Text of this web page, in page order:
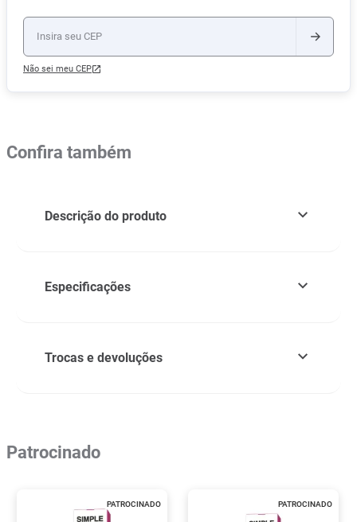
Não sei meu CEP
Confira também
Descrição do produto
Especificações
Trocas e devoluções
Patrocinado
PATROCINADO PATROCINADO